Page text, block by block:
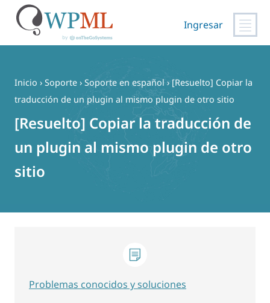
contenido
Ingresar
Inicio › Soporte › Soporte en español › [Resuelto] Copiar la
traducción de un plugin al mismo plugin de otro sitio
[Resuelto] Copiar la traducción de
un plugin al mismo plugin de otro
sitio
Problemas conocidos y soluciones